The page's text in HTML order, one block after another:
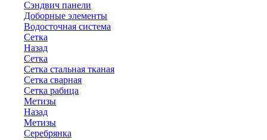
Сэндвич панели
Доборные элементы
Водосточная система
Сетка
Назад
Сетка
Сетка стальная тканая
Сетка сварная
Сетка рабица
Метизы
Назад
Метизы
Серебрянка